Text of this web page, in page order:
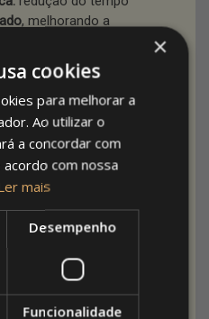
, melhorando a
harmoniosa
valorização do imóvel.
necessidade:
×
cookies
para melhorar a
Ao utilizar o
a concordar com
com nossa
mais
Desempenho
Funcionalidade